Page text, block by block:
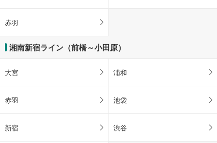
赤羽
湘南新宿ライン（前橋～小田原）
大宮 浦和
赤羽 池袋
新宿 渋谷